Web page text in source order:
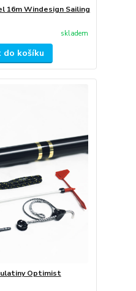
16m Windesign Sailing
skladem
do košíku
Optimist